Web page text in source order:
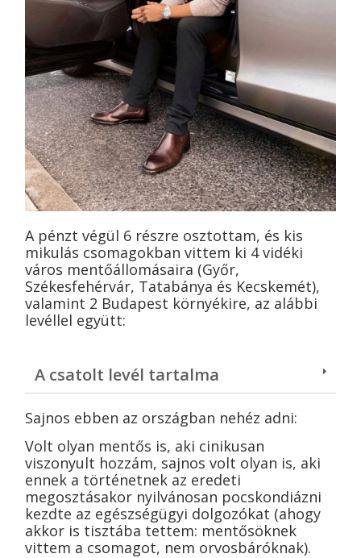
A pénzt végül 6 részre osztottam, és kis
mikulás csomagokban vittem ki 4 vidéki
város mentőállomásaira (Győr,
Székesfehérvár, Tatabánya és Kecskemét),
valamint 2 Budapest környékire, az alábbi
levéllel együtt:
A csatolt levél tartalma
Sajnos ebben az országban nehéz adni:
Volt olyan mentős is, aki cinikusan
viszonyult hozzám, sajnos volt olyan is, aki
ennek a történetnek az eredeti
megosztásakor nyilvánosan pocskondiázni
kezdte az egészségügyi dolgozókat (ahogy
akkor is tisztába tettem: mentősöknek
vittem a csomagot, nem orvosbáróknak).